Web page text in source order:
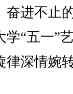
奋进不止
学“五一”
律深情婉